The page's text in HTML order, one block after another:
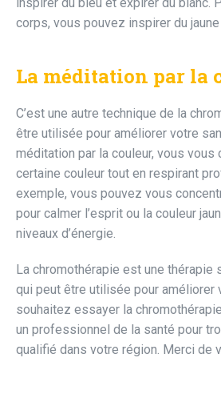
corps, vous pouvez inspirer du
La méditation par la
C’est une autre technique de la
être utilisée pour améliorer votre
méditation par la couleur, vous vous
certaine couleur tout en respirant
exemple, vous pouvez vous
pour calmer l’esprit ou la couleur
niveaux d’énergie.
La chromothérapie est une thérapie
qui peut être utilisée pour améliorer
souhaitez essayer la
un professionnel de la santé pour
qualifié dans votre région. Merci de